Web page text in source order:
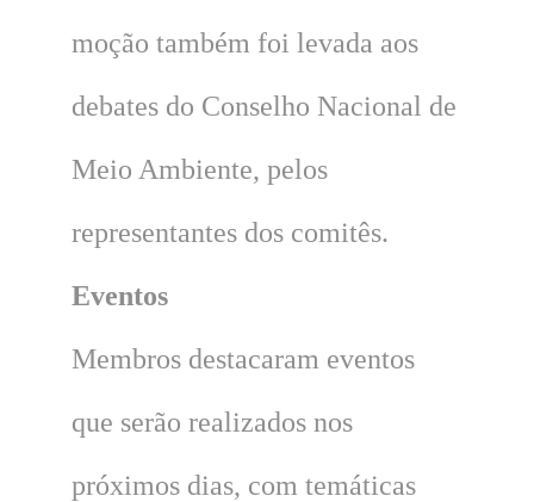
moção também foi levada aos
debates do Conselho Nacional de
Meio Ambiente, pelos
representantes dos comitês.
Eventos
Membros destacaram eventos
que serão realizados nos
próximos dias, com temáticas